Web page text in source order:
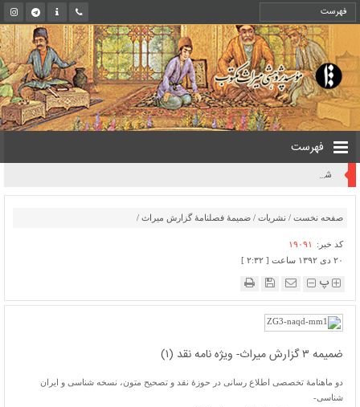
فهرست
صفحه نخست / نشریات / ضمیمۀ فصلنامۀ گزارش میراث /
کد خبر:
۱۹۰۹۱
۲۰ دی ۱۳۹۲ ساعت [ ۲:۳۲ ]
پ
ضمیمه ۳ گزارش میراث- ویژه نامه نقد (۱)
دو ماهنامۀ تخصصی اطلاع رسانی در حوزۀ نقد و تصحیح متون، نسخه شناسی و ایران
شناسی-